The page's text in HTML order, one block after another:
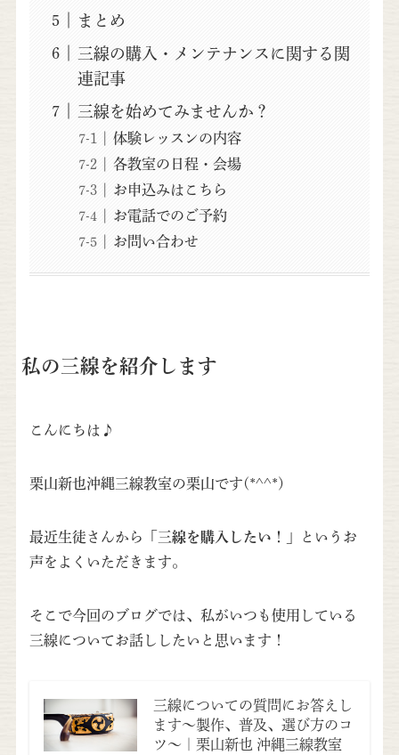
まとめ
三線の購入・メンテナンスに関する関
連記事
三線を始めてみませんか？
体験レッスンの内容
各教室の日程・会場
お申込みはこちら
お電話でのご予約
お問い合わせ
私の三線を紹介します
こんにちは♪
栗山新也沖縄三線教室の栗山です(*^^*)
最近生徒さんから 「三線を購入したい！」
というお
声をよくいただきます。
そこで今回のブログでは、私がいつも使用している
三線についてお話ししたいと思います！
三線についての質問にお答えし
ます～製作、普及、選び方のコ
ツ～ | 栗山新也 沖縄三線教室